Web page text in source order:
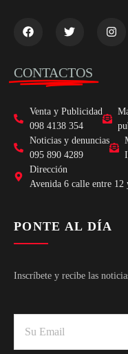
CONTACTOS
Venta y Publicidad
098 4138 354
Noticias y denuncias
095 890 4289
Dirección
Avenida 6 calle entre 12
PONTE AL DÍA
Inscríbete y recibe las